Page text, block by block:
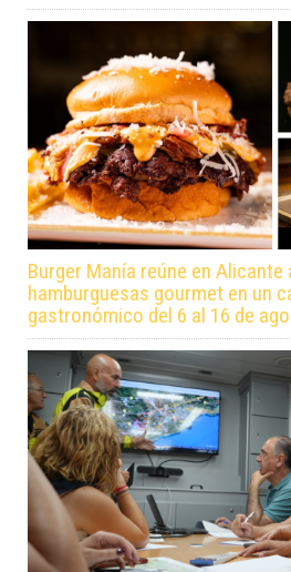
Burger Manía reúne en Alicante
hamburguesas gourmet en un
gastronómico del 6 al 16 de